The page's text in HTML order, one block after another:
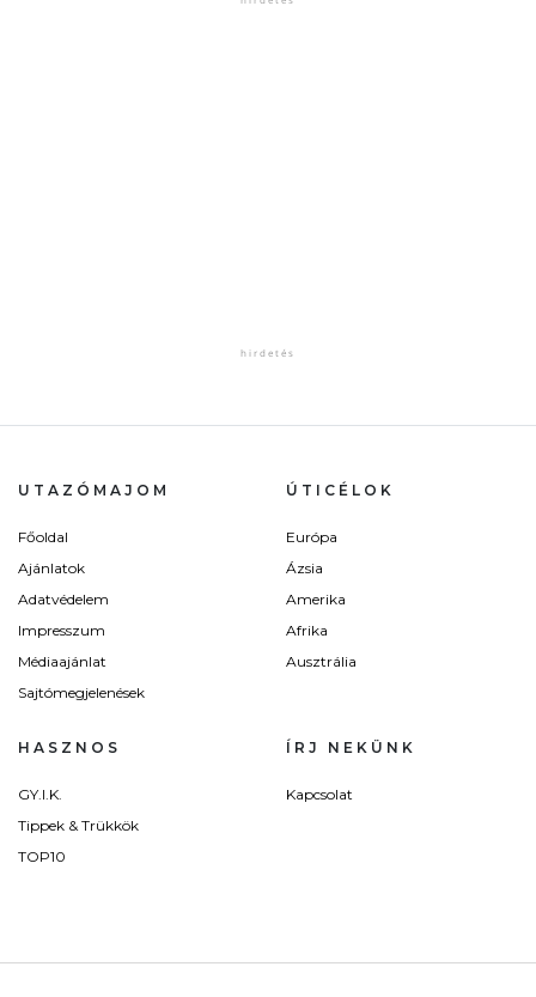
UTAZÓMAJOM
Főoldal
Ajánlatok
Adatvédelem
Impresszum
Médiaajánlat
Sajtómegjelenések
ÚTICÉLOK
Európa
Ázsia
Amerika
Afrika
Ausztrália
HASZNOS
GY.I.K.
Tippek & Trükkök
TOP10
ÍRJ NEKÜNK
Kapcsolat